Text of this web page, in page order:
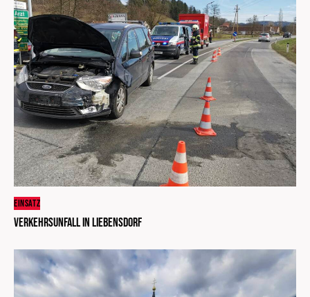
EINSATZ
Verkehrsunfall in Liebensdorf